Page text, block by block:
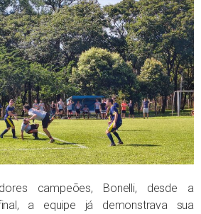
campeões, Bonelli, desde a
a equipe já demonstrava sua